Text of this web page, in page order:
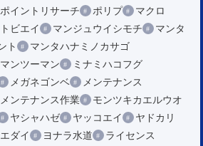
ポイントリサーチ ポリプ
マクロ
ビエイ マンジュウイシモチ
マンタ
ト
マンタハナミノカサゴ
マンツーマン
ミナミハコフグ
メガネゴンベ
メンテナンス
メンテナンス作業
モンツキカエルウオ
ヤシャハゼ ヤッコエイ
ヤドカリ
ダイ ヨナラ水道
ライセンス